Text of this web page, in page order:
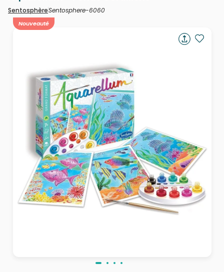
SentosphèreSentosphere-6060
Nouveauté